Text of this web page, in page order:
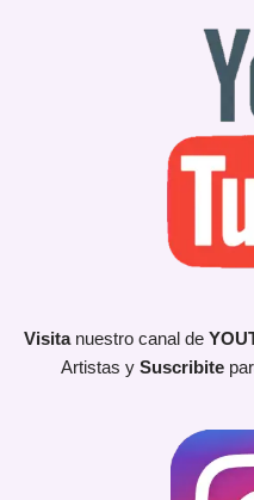
Visita nuestro canal de
Artistas y Suscribite